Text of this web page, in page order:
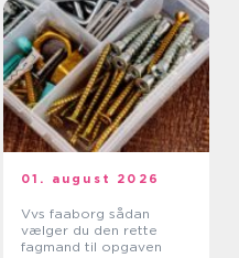
01. august 2026
Vvs faaborg sådan
vælger du den rette
fagmand til opgaven